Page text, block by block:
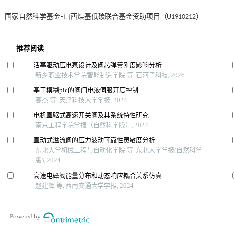
国家自然科学基金–山西煤基低碳联合基金资助项目（U1910212）